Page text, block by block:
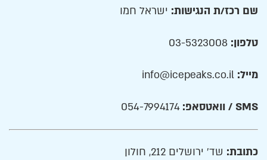
שם רכז/ת הנגישות: ישראל חמו
טלפון: 03-5323008
מייל: info@icepeaks.co.il
SMS / וואטסאפ: 054-7994174
כתובת: שד׳ ירושלים 212, חולון